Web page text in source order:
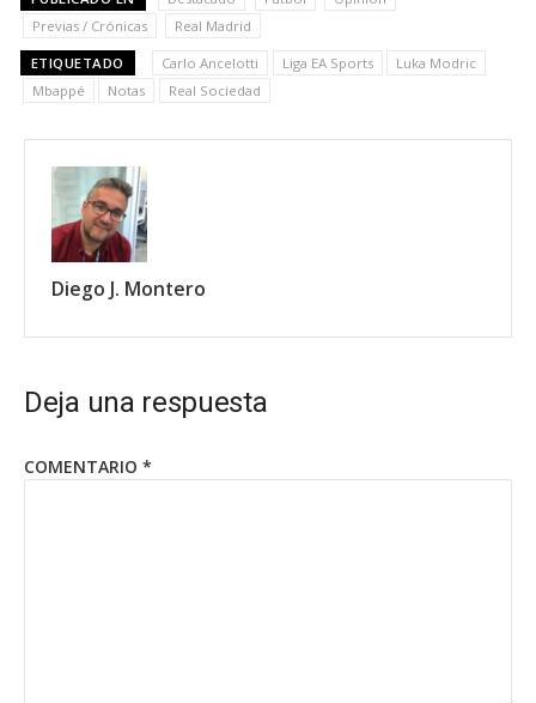
Previas / Crónicas
Real Madrid
ETIQUETADO Carlo Ancelotti Liga EA Sports
Luka Modric
Mbappé
Notas Real Sociedad
Diego J. Montero
Deja una respuesta
COMENTARIO *